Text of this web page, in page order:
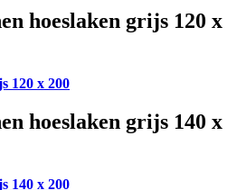
hoeslaken grijs 120 x
120 x 200
hoeslaken grijs 140 x
140 x 200